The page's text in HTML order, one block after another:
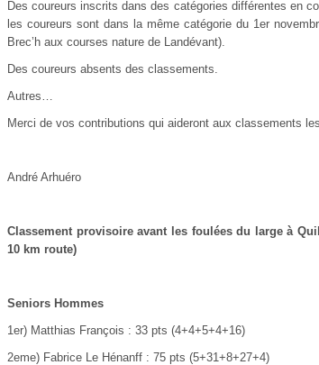
Des coureurs inscrits dans des catégories différentes en
les coureurs sont dans la même catégorie du 1er
Brec’h aux courses nature de Landévant).
Des coureurs absents des classements.
Autres…
Merci de vos contributions qui aideront aux classements
André Arhuéro
Classement provisoire avant les foulées du large à
10 km route)
Seniors Hommes
1er) Matthias François : 33 pts (4+4+5+4+16)
2eme) Fabrice Le Hénanff : 75 pts (5+31+8+27+4)